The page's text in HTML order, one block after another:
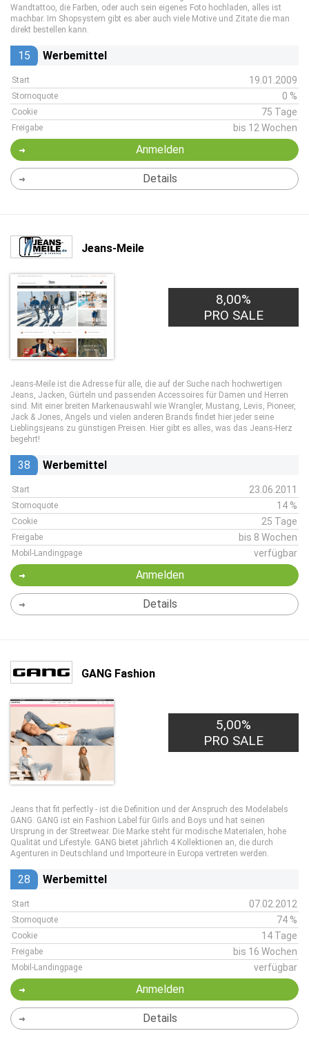
Wandtattoo, die Farben, oder auch sein eigenes Foto hochladen, alles ist
machbar. Im Shopsystem gibt es aber auch viele Motive und Zitate die man
direkt bestellen kann.
15 Werbemittel
Start 19.01.2009
Stornoquote 0 %
Cookie 75 Tage
Freigabe bis 12 Wochen
Anmelden
Details
Jeans-Meile
8,00%
PRO SALE
Jeans-Meile ist die Adresse für alle, die auf der Suche nach hochwertigen
Jeans, Jacken, Gürteln und passenden Accessoires für Damen und Herren
sind. Mit einer breiten Markenauswahl wie Wrangler, Mustang, Levis, Pioneer,
Jack & Jones, Angels und vielen anderen Brands findet hier jeder seine
Lieblingsjeans zu günstigen Preisen. Hier gibt es alles, was das Jeans-Herz
begehrt!
38 Werbemittel
Start 23.06.2011
Stornoquote 14 %
Cookie 25 Tage
Freigabe bis 8 Wochen
Mobil-Landingpage verfügbar
Anmelden
Details
GANG Fashion
5,00%
PRO SALE
Jeans that fit perfectly - ist die Definition und der Anspruch des Modelabels
GANG. GANG ist ein Fashion Label für Girls and Boys und hat seinen
Ursprung in der Streetwear. Die Marke steht für modische Materialen, hohe
Qualität und Lifestyle. GANG bietet jährlich 4 Kollektionen an, die durch
Agenturen in Deutschland und Importeure in Europa vertreten werden.
28 Werbemittel
Start 07.02.2012
Stornoquote 74 %
Cookie 14 Tage
Freigabe bis 16 Wochen
Mobil-Landingpage verfügbar
Anmelden
Details